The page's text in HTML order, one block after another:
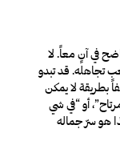
في آنٍ معاً. لا
تجاهله. قد تبدو
بطريقة لا يمكن
أو “في شي
هو سرّ جماله